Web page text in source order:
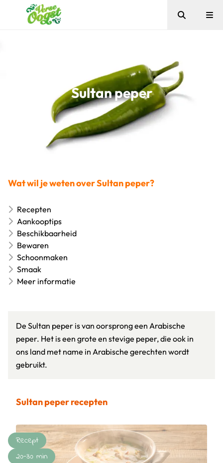
Zoeken
Sultan peper
Wat wil je weten over Sultan peper?
Recepten
Aankooptips
Beschikbaarheid
Bewaren
Schoonmaken
Smaak
Meer informatie
De Sultan peper is van oorsprong een Arabische
peper. Het is een grote en stevige peper, die ook in
ons land met name in Arabische gerechten wordt
gebruikt.
Sultan peper recepten
Recept
20-30 min